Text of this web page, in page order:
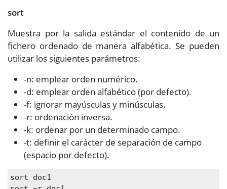
sort
Muestra por la salida estándar el contenido de un
fichero ordenado de manera alfabética. Se pueden
utilizar los siguientes parámetros:
-n: emplear orden numérico.
-d: emplear orden alfabético (por defecto).
-f: ignorar mayúsculas y minúsculas.
-r: ordenación inversa.
-k: ordenar por un determinado campo.
-t: definir el carácter de separación de campo
(espacio por defecto).
sort doc1